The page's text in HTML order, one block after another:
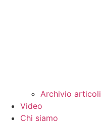
Archivio articoli
Video
Chi siamo